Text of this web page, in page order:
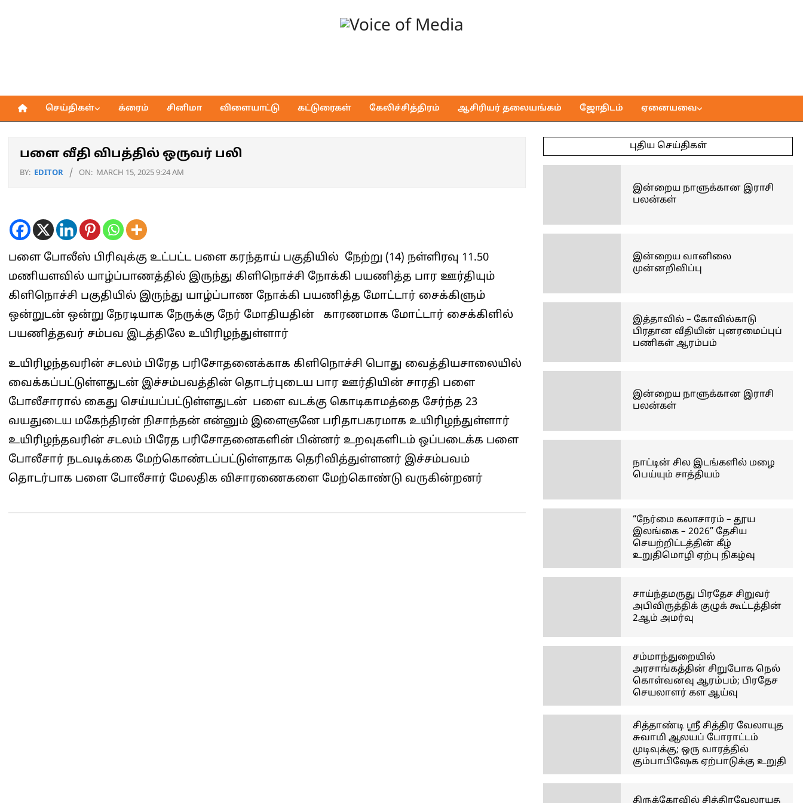
of
Media
Primary
செய்திகள் க்ரைம் சினிமா விளையாட்டு கட்டுரைகள் கேலிச்சித்திரம் ஆசிரியர் தலையங்கம் ஜோதிடம் ஏனையவை
பளை வீதி விபத்தில் ஒருவர் பலி
BY: EDITOR ON: MARCH 15, 2025 9:24 AM
பளை போலீஸ் பிரிவுக்கு உட்பட்ட பளை கரந்தாய் பகுதியில் நேற்று (14) நள்ளிரவு 11.50
மணியளவில் யாழ்ப்பாணத்தில் இருந்து கிளிநொச்சி நோக்கி பயணித்த பார ஊர்தியும்
கிளிநொச்சி பகுதியில் இருந்து யாழ்ப்பாண நோக்கி பயணித்த மோட்டார் சைக்கிளும்
ஒன்றுடன் ஒன்று நேரடியாக நேருக்கு நேர் மோதியதின் காரணமாக மோட்டார் சைக்கிளில்
பயணித்தவர் சம்பவ இடத்திலே உயிரிழந்துள்ளார்
உயிரிழந்தவரின் சடலம் பிரேத பரிசோதனைக்காக கிளிநொச்சி பொது வைத்தியசாலையில்
வைக்கப்பட்டுள்ளதுடன் இச்சம்பவத்தின் தொடர்புடைய பார ஊர்தியின் சாரதி பளை
போலீசாரால் கைது செய்யப்பட்டுள்ளதுடன் பளை வடக்கு கொடிகாமத்தை சேர்ந்த 23
வயதுடைய மகேந்திரன் நிசாந்தன் என்னும் இளைஞனே பரிதாபகரமாக உயிரிழந்துள்ளார்
உயிரிழந்தவரின் சடலம் பிரேத பரிசோதனைகளின் பின்னர் உறவுகளிடம் ஒப்படைக்க பளை
போலீசார் நடவடிக்கை மேற்கொண்டப்பட்டுள்ளதாக தெரிவித்துள்ளனர் இச்சம்பவம்
தொடர்பாக பளை போலீசார் மேலதிக விசாரணைகளை மேற்கொண்டு வருகின்றனர்
புதிய செய்திகள்
இன்றைய நாளுக்கான இராசி
பலன்கள்
இன்றைய வானிலை
முன்னறிவிப்பு
இத்தாவில் – கோவில்காடு
பிரதான வீதியின் புனரமைப்புப்
பணிகள் ஆரம்பம்
இன்றைய நாளுக்கான இராசி
பலன்கள்
நாட்டின் சில இடங்களில் மழை
பெய்யும் சாத்தியம்
“நேர்மை கலாசாரம் – தூய
இலங்கை – 2026” தேசிய
செயற்றிட்டத்தின் கீழ்
உறுதிமொழி ஏற்பு நிகழ்வு
சாய்ந்தமருது பிரதேச சிறுவர்
அபிவிருத்திக் குழுக் கூட்டத்தின்
2ஆம் அமர்வு
சம்மாந்துறையில்
அரசாங்கத்தின் சிறுபோக நெல்
கொள்வனவு ஆரம்பம்; பிரதேச
செயலாளர் கள ஆய்வு
சித்தாண்டி ஸ்ரீ சித்திர வேலாயுத
சுவாமி ஆலயப் போராட்டம்
முடிவுக்கு; ஒரு வாரத்தில்
கும்பாபிஷேக ஏற்பாடுக்கு உறுதி